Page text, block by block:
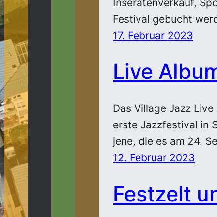
Festival gebucht
17. Februar 2023
Live
Das Village Jazz
erste Jazzfestival in
jene, die es am 24.
12. Februar 2023
Festzelt